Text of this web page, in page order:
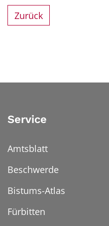
Zurück
Service
Amtsblatt
Beschwerde
Bistums-Atlas
Fürbitten